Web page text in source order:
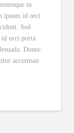
in
ipsum id orci
Sed
id orci porta
Donec
accumsan